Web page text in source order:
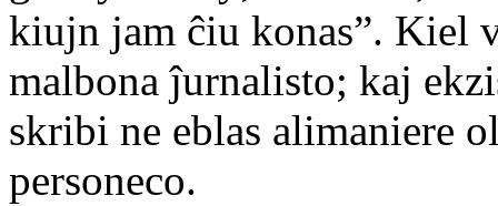
kiujn jam ĉiu konas”. Kiel
malbona ĵurnalisto; kaj
skribi ne eblas alimaniere
personeco.